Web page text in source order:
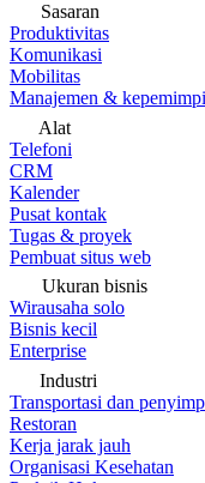
Sasaran
Produktivitas
Komunikasi
Mobilitas
Manajemen &
Alat
Telefoni
CRM
Kalender
Pusat kontak
Tugas & proyek
Pembuat situs web
Ukuran bisnis
Wirausaha solo
Bisnis kecil
Enterprise
Industri
Transportasi dan
Restoran
Kerja jarak jauh
Organisasi Kesehatan